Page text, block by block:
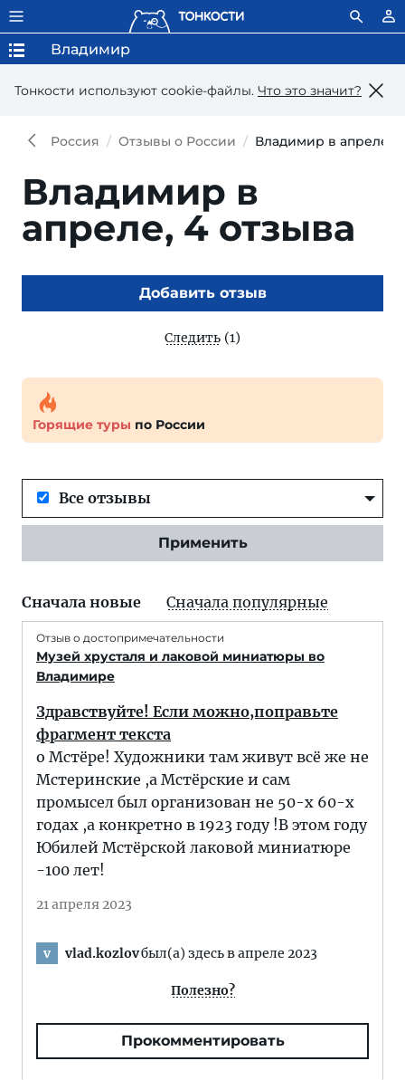
Тонкости используют сookie-файлы. Что это значит?
Владимир
Россия Отзывы о России Владимир в апреле
Владимир в
апреле, 4 отзыва
Добавить отзыв
Следить (1)
Горящие туры по России
Все отзывы
Применить
Сначала новые Сначала популярные
Отзыв о достопримечательности
Музей хрусталя и лаковой миниатюры во
Владимире
Здравствуйте! Если можно,поправьте
фрагмент текста
о Мстёре! Художники там живут всё же не
Мстеринские ,а Мстёрские и сам
промысел был организован не 50-х 60-х
годах ,а конкретно в 1923 году !В этом году
Юбилей Мстёрской лаковой миниатюре
-100 лет!
21 апреля 2023
v vlad.kozlovбыл(а) здесь в апреле 2023
Полезно?
Прокомментировать